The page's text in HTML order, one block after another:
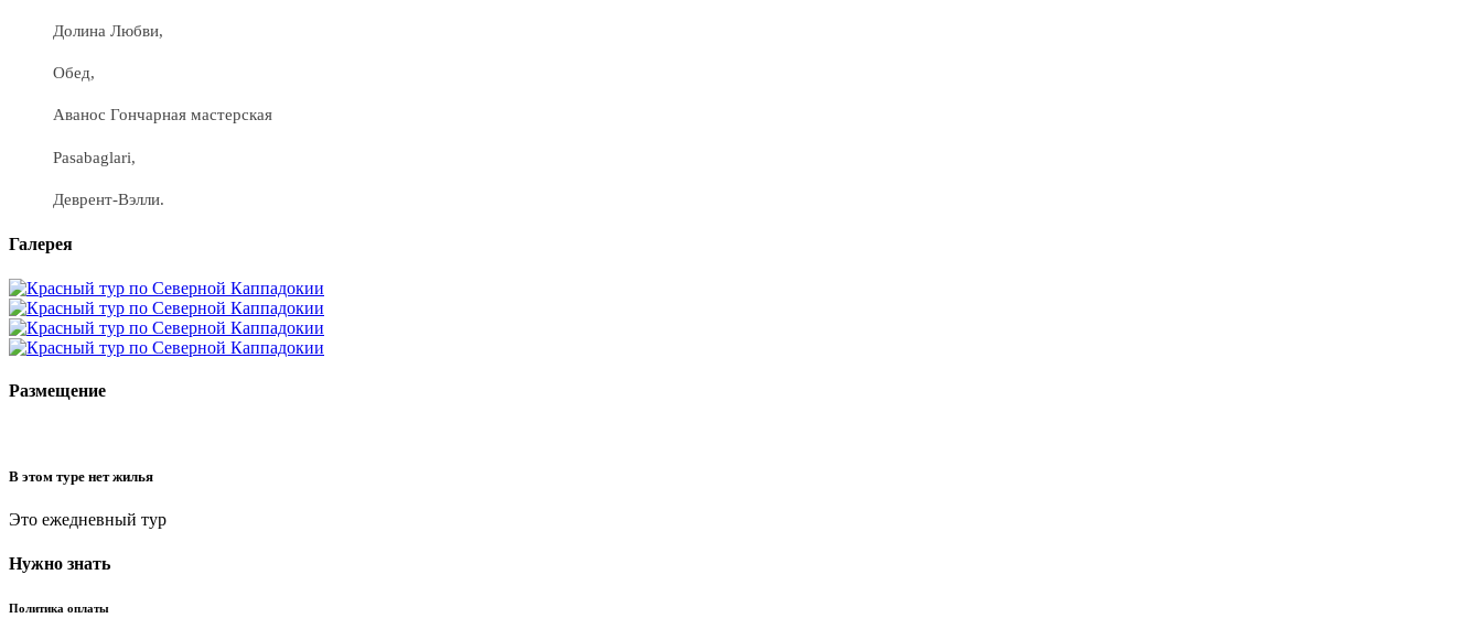
Долина Любви,
Обед,
Аванос Гончарная мастерская
Pasabaglari,
Деврент-Вэлли.
Галерея
Размещение
В этом туре нет жилья
Это ежедневный тур
Нужно знать
Политика оплаты